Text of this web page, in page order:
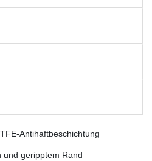
Antihaftbeschichtung
und geripptem Rand